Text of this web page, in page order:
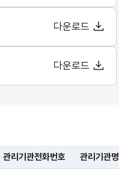
다운로드
다운로드
관리기관전화번호 관리기관명